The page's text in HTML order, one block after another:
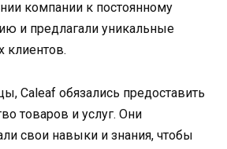
компании к постоянному
и предлагали уникальные
клиентов.
Caleaf обязались предоставить
товаров и услуг. Они
свои навыки и знания, чтобы